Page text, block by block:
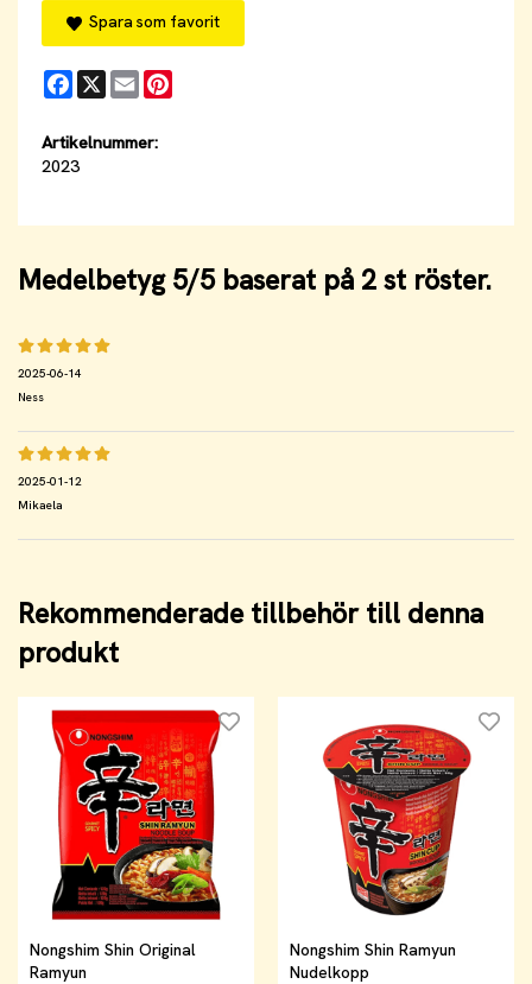
Spara som favorit
Facebook
X Email
Artikelnummer:
2023
Medelbetyg 5/5 baserat på 2 st röster.
2025-06-14
Ness
2025-01-12
Mikaela
Rekommenderade tillbehör till denna
produkt
Nongshim Shin Original
Ramyun
Nongshim Shin Ramyun
Nudelkopp